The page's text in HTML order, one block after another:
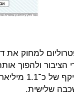
למחוק
הציבור ולהפוך
אולם ארבע סדרות
שלישית.